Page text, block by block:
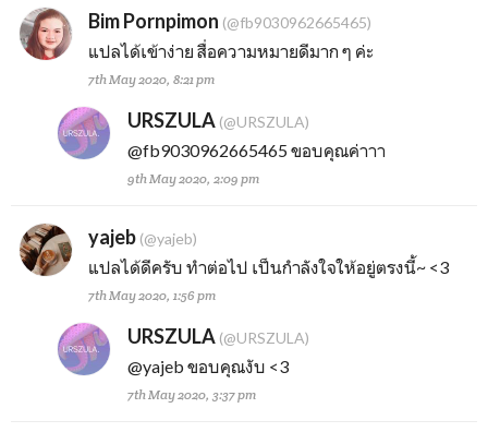
Bim Pornpimon (@fb9030962665465)
แปลได้เข้าง่าย สื่อความหมายดีมาก ๆ ค่ะ
7th May 2020, 8:21 pm
URSZULA(@URSZULA)
@fb9030962665465ขอบคุณค่าาา
9th May 2020, 2:09 pm
yajeb (@yajeb)
แปลได้ดีครับ ทำต่อไป เป็นกำลังใจให้อยู่ตรงนี้~ <3
7th May 2020, 1:56 pm
URSZULA(@URSZULA)
@yajeb ขอบคุณงับ <3
7th May 2020, 3:37 pm